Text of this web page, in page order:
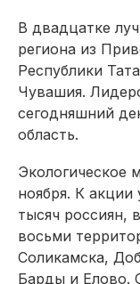
В двадцатке
региона из
Республики
Чувашия.
сегодняшний
область.
Экологическое
ноября. К
тысяч россиян,
восьми
Соликамска,
Барды и Елово.